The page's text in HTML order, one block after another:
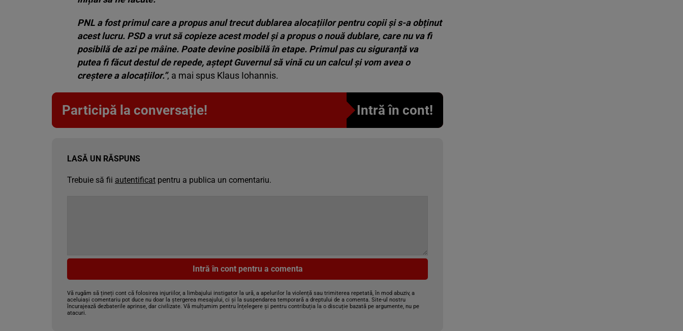
PNL a fost primul care a propus anul trecut dublarea alocațiilor pentru copii și s-a obținut
acest lucru. PSD a vrut să copieze acest model și a propus o nouă dublare, care nu va fi
posibilă de azi pe mâine. Poate devine posibilă în etape. Primul pas cu siguranță va
putea fi făcut destul de repede, aștept Guvernul să vină cu un calcul și vom avea o
creștere a alocațiilor.”, a mai spus Klaus Iohannis.
Participă la conversație! Intră în cont!
LASĂ UN RĂSPUNS
Trebuie să fii autentificat pentru a publica un comentariu.
Intră în cont pentru a comenta
Vă rugăm să țineți cont că folosirea injuriilor, a limbajului instigator la ură, a apelurilor la violență sau trimiterea repetată, în mod abuziv, a
aceluiași comentariu pot duce nu doar la ștergerea mesajului, ci și la suspendarea temporară a dreptului de a comenta. Site-ul nostru
încurajează dezbaterile aprinse, dar civilizate. Vă mulțumim pentru înțelegere și pentru contribuția la o discuție bazată pe argumente, nu pe
atacuri.